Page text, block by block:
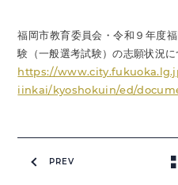
福岡市教育委員会・令和９年度
験（一般選考試験）の志願状況に
https://
iinkai/kyoshokuin/ed/
PREV